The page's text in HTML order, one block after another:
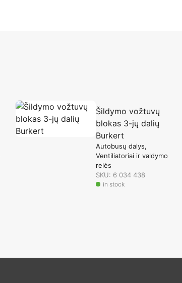
Šildymo vožtuvų
blokas 3-jų dalių
Burkert
Autobusų dalys
Ventiliatoriai ir valdymo
relės
SKU: 6 034 438
in stock